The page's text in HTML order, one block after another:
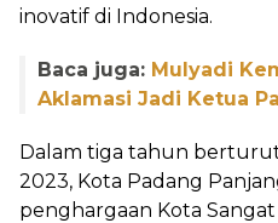
inovatif di Indonesia.
Baca juga: Mulyadi
Aklamasi Jadi Ketua
Dalam tiga tahun
2023, Kota Padang
penghargaan Kota